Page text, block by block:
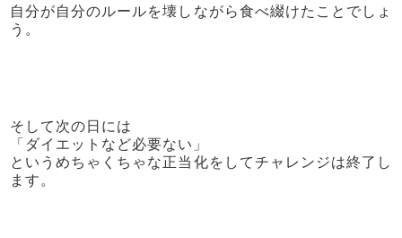
自分が自分のルールを壊しながら食べ綴けたことでしょ
う。
そして次の日には
「ダイエットなど必要ない」
というめちゃくちゃな正当化をしてチャレンジは終了し
ます。